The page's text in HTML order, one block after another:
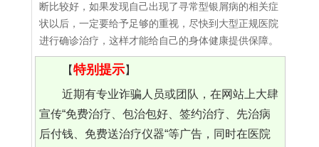
断比较好，如果发现自己出现了寻常型银屑病的相关症
状以后，一定要给予足够的重视，尽快到大型正规医院
进行确诊治疗，这样才能给自己的身体健康提供保障。
【特别提示】
近期有专业诈骗人员或团队，在网站上大肆
宣传“免费治疗、包治包好、签约治疗、先治病
后付钱、免费送治疗仪器“等广告，同时在医院